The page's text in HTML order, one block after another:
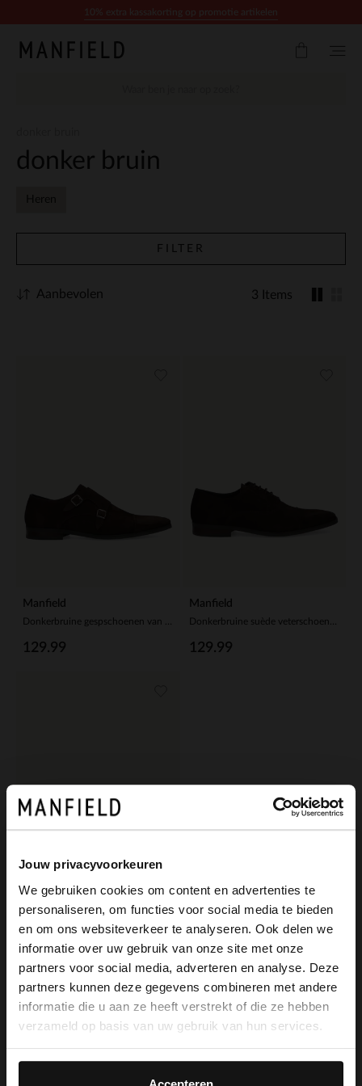
Jouw privacyvoorkeuren
We gebruiken cookies om content en advertenties te
personaliseren, om functies voor social media te bieden
en om ons websiteverkeer te analyseren. Ook delen we
informatie over uw gebruik van onze site met onze
partners voor social media, adverteren en analyse. Deze
partners kunnen deze gegevens combineren met andere
informatie die u aan ze heeft verstrekt of die ze hebben
verzameld op basis van uw gebruik van hun services.
donker bruin
Heren
FILTER
3 Items
Aanbevolen
Manfield
129.99
Manfield
129.99
119.99
×
View this website in English?
It looks like your language isn't Dutch. Would
you like to switch to English?
English